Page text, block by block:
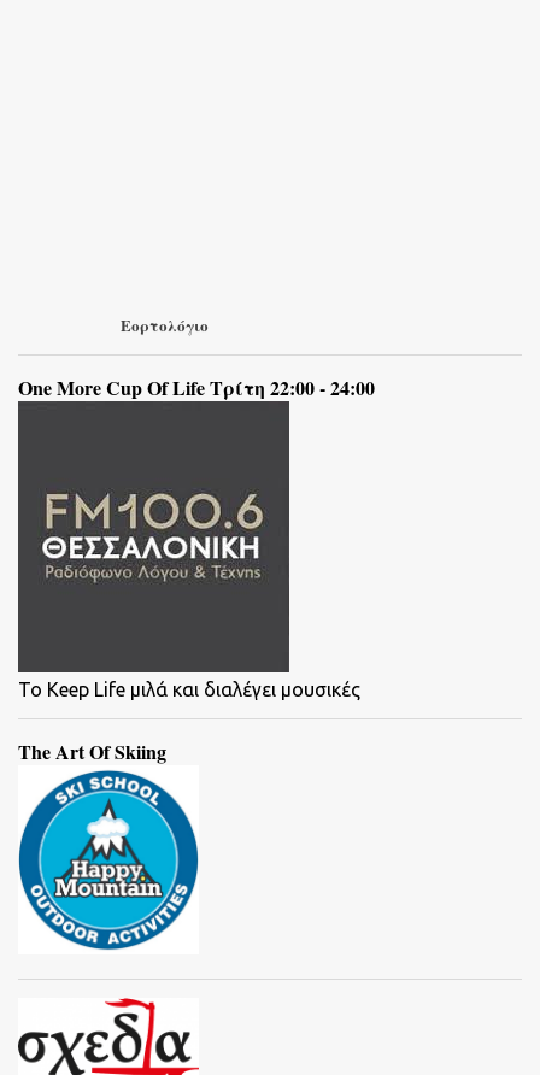
Εορτολόγιο
One More Cup Of Life Τρίτη 22:00 - 24:00
To Keep Life μιλά και διαλέγει μουσικές
The Art Of Skiing